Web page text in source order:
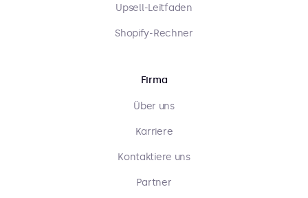
Upsell-Leitfaden
Shopify-Rechner
Firma
Über uns
Karriere
Kontaktiere uns
Partner